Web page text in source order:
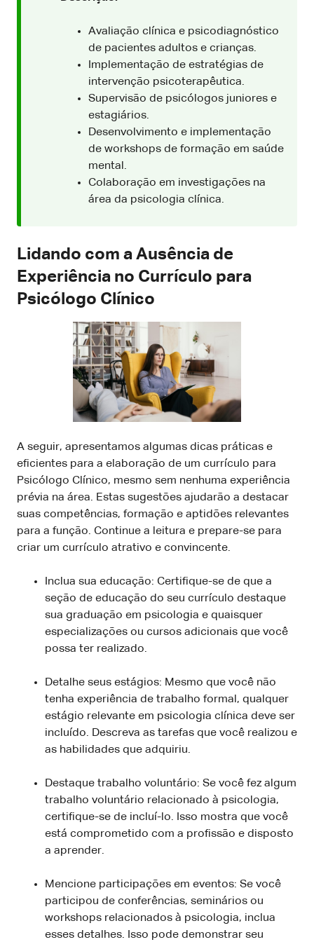
Avaliação clínica e psicodiagnóstico
de pacientes adultos e crianças.
Implementação de estratégias de
intervenção psicoterapêutica.
Supervisão de psicólogos juniores e
estagiários.
Desenvolvimento e implementação
de workshops de formação em saúde
mental.
Colaboração em investigações na
área da psicologia clínica.
Lidando com a Ausência de
Experiência no Currículo para
Psicólogo Clínico
A seguir, apresentamos algumas dicas práticas e
eficientes para a elaboração de um currículo para
Psicólogo Clínico, mesmo sem nenhuma experiência
prévia na área. Estas sugestões ajudarão a destacar
suas competências, formação e aptidões relevantes
para a função. Continue a leitura e prepare-se para
criar um currículo atrativo e convincente.
Inclua sua educação: Certifique-se de que a
seção de educação do seu currículo destaque
sua graduação em psicologia e quaisquer
especializações ou cursos adicionais que você
possa ter realizado.
Detalhe seus estágios: Mesmo que você não
tenha experiência de trabalho formal, qualquer
estágio relevante em psicologia clínica deve ser
incluído. Descreva as tarefas que você realizou e
as habilidades que adquiriu.
Destaque trabalho voluntário: Se você fez algum
trabalho voluntário relacionado à psicologia,
certifique-se de incluí-lo. Isso mostra que você
está comprometido com a profissão e disposto
a aprender.
Mencione participações em eventos: Se você
participou de conferências, seminários ou
workshops relacionados à psicologia, inclua
esses detalhes. Isso pode demonstrar seu